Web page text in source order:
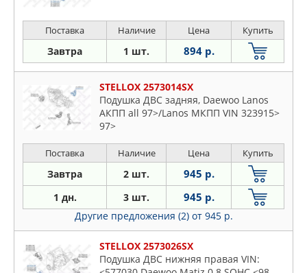
Поставка Наличие Цена Купить
Завтра 1 шт. 894 р.
STELLOX 2573014SX
Подушка ДВС задняя, Daewoo Lanos
АКПП all 97>/Lanos МКПП VIN 323915>
97>
Поставка Наличие Цена Купить
Завтра 2 шт. 945 р.
1 дн. 3 шт. 945 р.
Другие предложения (2) от 945 р.
STELLOX 2573026SX
Подушка ДВС нижняя правая VIN: